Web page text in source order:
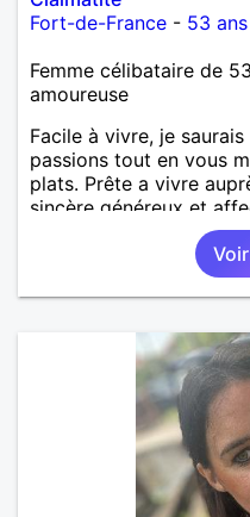
Fort-de-France - 53 ans
Femme célibataire de
amoureuse
Facile à vivre, je
passions tout en vous
plats. Prête a vivre
sincère généreux et